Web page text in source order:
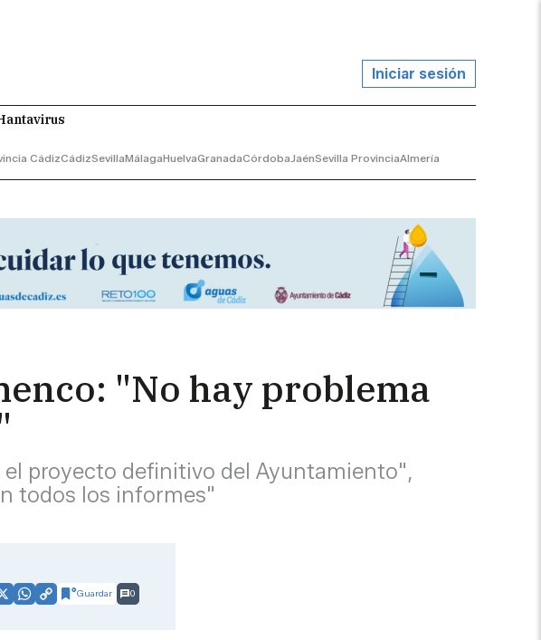
Iniciar sesión
CádizCádizSevillaMálagaHuelvaGranadaCórdobaJaénSevilla ProvinciaAlmería
"No hay problema
el proyecto definitivo del Ayuntamiento",
todos los informes"
X WhatsApp
CopyGuardar 0